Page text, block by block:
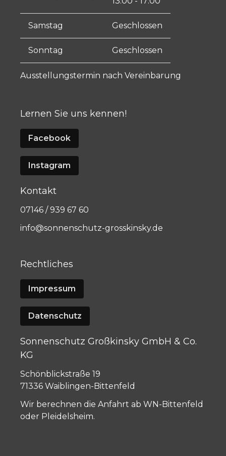
Samstag Geschlossen
Sonntag Geschlossen
Ausstellungstermin nach Vereinbarung
Lernen Sie uns kennen!
Facebook
Instagram
Kontakt
07146 / 939 67 60
info@sonnenschutz-grosskinsky.de
Rechtliches
Impressum
Datenschutz
Sonnenschutz Großkinsky GmbH & Co.
KG
Schönblickstraße 19
71336 Waiblingen-Bittenfeld
Wir berechnen die Anfahrt ab WN-Bittenfeld
oder Pleidelsheim.